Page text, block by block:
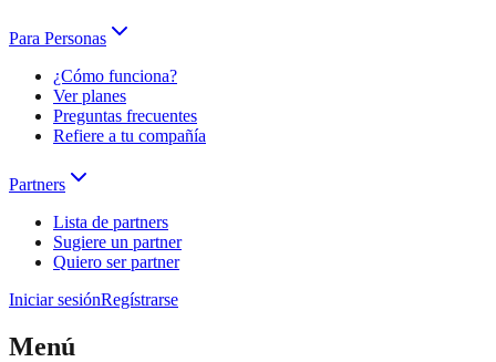
Para Personas
¿Cómo funciona?
Ver planes
Preguntas frecuentes
Refiere a tu compañía
Partners
Lista de partners
Sugiere un partner
Quiero ser partner
Iniciar sesiónRegístrarse
Menú